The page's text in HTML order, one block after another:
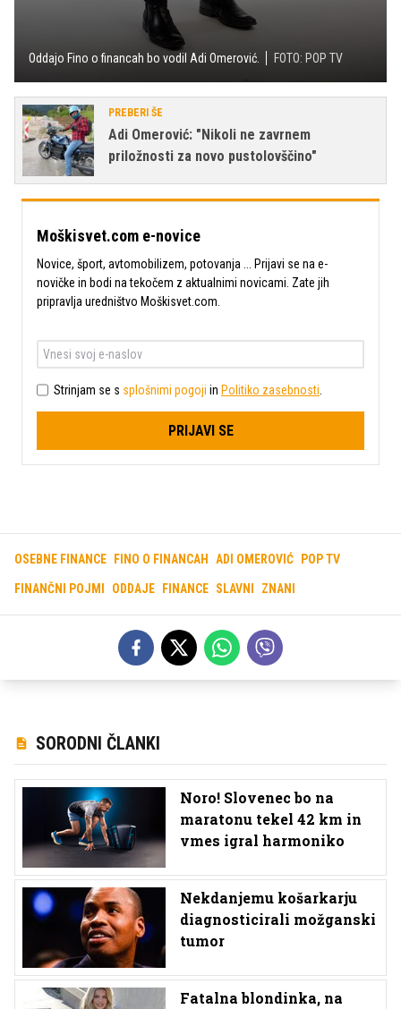
Oddajo Fino o financah bo vodil Adi Omerović. FOTO: POP TV
PREBERI ŠE
Adi Omerović: "Nikoli ne zavrnem
priložnosti za novo pustolovščino"
Moškisvet.com e-novice
Novice, šport, avtomobilizem, potovanja ... Prijavi se na e-
novičke in bodi na tekočem z aktualnimi novicami. Zate jih
pripravlja uredništvo Moškisvet.com.
Strinjam se s splošnimi pogoji in Politiko zasebnosti
PRIJAVI SE
OSEBNE FINANCE FINO O FINANCAH ADI OMEROVIĆ POP TV
FINANČNI POJMI ODDAJE FINANCE SLAVNI ZNANI
SORODNI ČLANKI
Noro! Slovenec bo na
maratonu tekel 42 km in
vmes igral harmoniko
Nekdanjemu košarkarju
diagnosticirali možganski
tumor
Fatalna blondinka, na